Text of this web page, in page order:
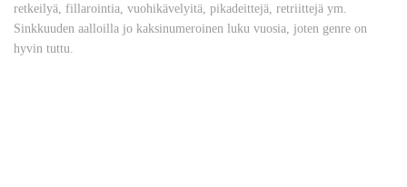
retkeilyä, fillarointia, vuohikävelyitä, pikadeittejä, retriittejä ym.
Sinkkuuden aalloilla jo kaksinumeroinen luku vuosia, joten genre on
hyvin tuttu.